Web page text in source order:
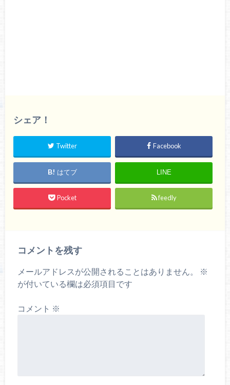
シェア！
Twitter Facebook
はてブ LINE
Pocket feedly
コメントを残す
メールアドレスが公開されることはありません。
※
が付いている欄は必須項目です
コメント ※